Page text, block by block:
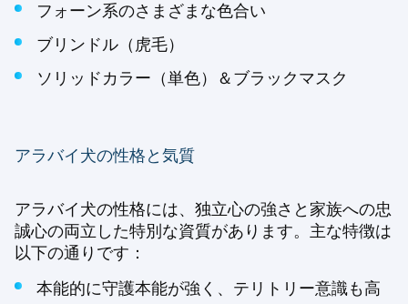
フォーン系のさまざまな色合い
ブリンドル（虎毛）
ソリッドカラー（単色）＆ブラックマスク
アラバイ犬の性格と気質
アラバイ犬の性格には、独立心の強さと家族への忠
誠心の両立した特別な資質があります。主な特徴は
以下の通りです：
本能的に守護本能が強く、テリトリー意識も高